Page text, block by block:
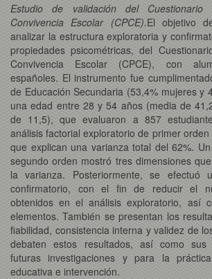
Estudio de validación del
Convivencia Escolar (CPCE).El objetivo
analizar la estructura exploratoria y
propiedades psicométricas, del
Convivencia Escolar (CPCE), con
españoles. El instrumento fue
de Educación Secundaria (53,4% mujeres y
una edad entre 28 y 54 años (media de
de 11,5), que evaluaron a 857
análisis factorial exploratorio de primer
que explican una varianza total del 62%.
segundo orden mostró tres dimensiones
la varianza. Posteriormente, se efectuó
confirmatorio, con el fin de reducir el
obtenidos en el análisis exploratorio, así
elementos. También se presentan los
fiabilidad, consistencia interna y validez de
debaten estos resultados, así como sus
futuras investigaciones y para la
educativa e intervención.